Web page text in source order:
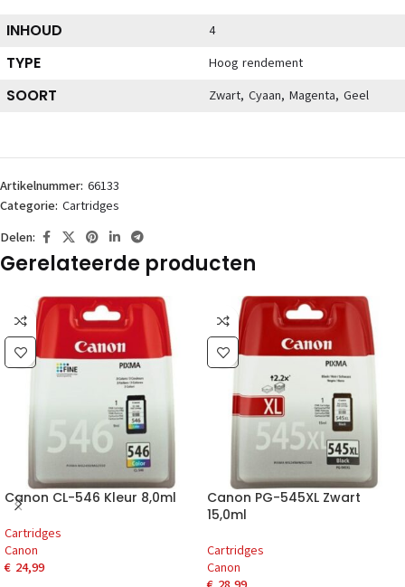
INHOUD 4
TYPE Hoog rendement
SOORT Zwart, Cyaan, Magenta, Geel
Artikelnummer: 66133
Categorie: Cartridges
Delen:
Gerelateerde producten
Canon CL-546 Kleur 8,0ml
Cartridges
Canon
€ 24,99
Canon PG-545XL Zwart
15,0ml
Cartridges
Canon